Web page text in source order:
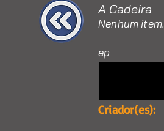
A Cadeira
Nenhum item.
ep
Criador(es):